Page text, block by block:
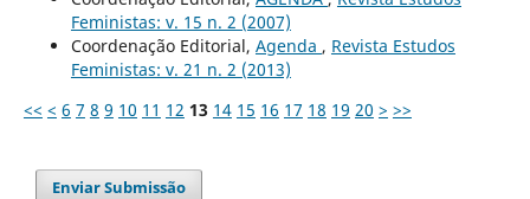
Feministas: v. 15 n. 2 (2007)
Coordenação Editorial, Agenda , Revista Estudos
Feministas: v. 21 n. 2 (2013)
<< < 6 7 8 9 10 11 12 13 14 15 16 17 18 19 20 > >>
Enviar Submissão